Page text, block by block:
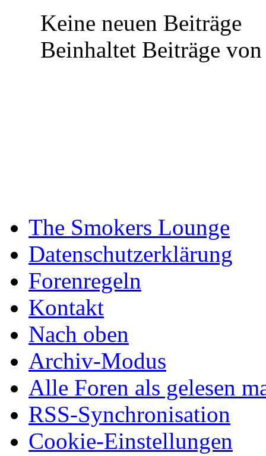
Keine neuen Beiträge
Beinhaltet Beiträge
The Smokers Lounge
Datenschutzerklärung
Forenregeln
Kontakt
Nach oben
Archiv-Modus
Alle Foren als gelesen
RSS-Synchronisation
Cookie-Einstellungen